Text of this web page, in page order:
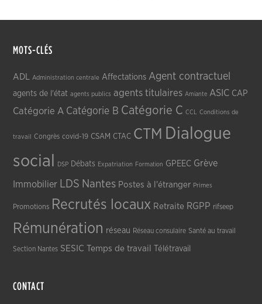
MOTS-CLÉS
ADL Administration centrale Affectations Agent contractuel
agents de l'état agents publics agents titulaires Amiante ASIC CAP
Catégorie A Catégorie B Catégorie C CCL Conditions de
travail Congrès covid-19 CSAM CTAC CTM Dialogue
social
DSP Débats Expatriation Formation GPEEC Grève
Immobilier LDS Nantes Postes à l'étranger Primes
Promotions Recrutés locaux Retraite RGPP rifseep
Rémunération réseau Réseau consulaire Santé au travail
Section Nantes SESIC Temps de travail Télétravail
CONTACT